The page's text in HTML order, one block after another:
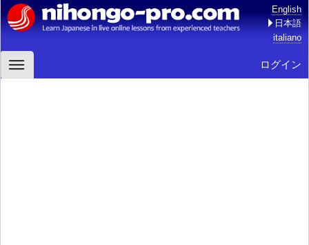
English
日本語
italiano
ログイン